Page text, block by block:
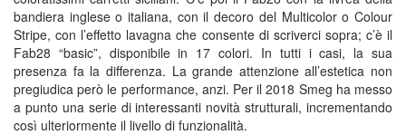
bandiera inglese o italiana, con il decoro del Multicolor o Colour
Stripe, con l’effetto lavagna che consente di scriverci sopra; c’è il
Fab28 “basic”, disponibile in 17 colori. In tutti i casi, la sua
presenza fa la differenza. La grande attenzione all’estetica non
pregiudica però le performance, anzi. Per il 2018 Smeg ha messo
a punto una serie di interessanti novità strutturali, incrementando
così ulteriormente il livello di funzionalità.